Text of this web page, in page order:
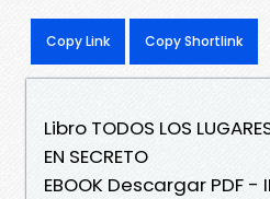
Copy Link Copy Shortlink
Libro TODOS LOS
EN SECRETO
EBOOK Descargar PDF -